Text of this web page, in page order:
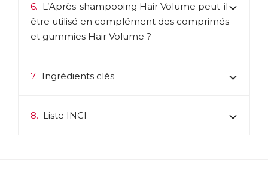
6. L’Après-shampooing Hair Volume peut-il
être utilisé en complément des comprimés
et gummies Hair Volume ?
7. Ingrédients clés
8. Liste INCI